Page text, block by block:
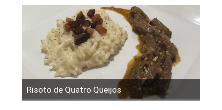
Risoto de Quatro Queijos